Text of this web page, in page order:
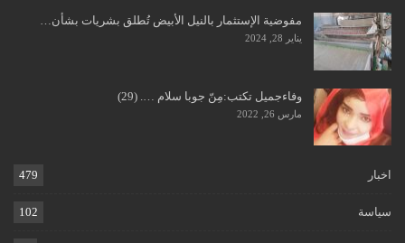
مفوضية الإستثمار بالنيل الأبيض تُطلق بشريات بشأن…
يناير 28, 2024
وفاءجميل تكتب:مِنّ جوبا سلام …. (29)
مارس 26, 2022
اخبار 479
سياسة 102